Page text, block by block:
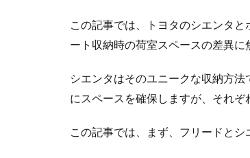
この記事では、トヨタのシエンタ
ート収納時の荷室スペースの差異に
シエンタはそのユニークな収納方
にスペースを確保しますが、それぞ
この記事では、まず、フリードと